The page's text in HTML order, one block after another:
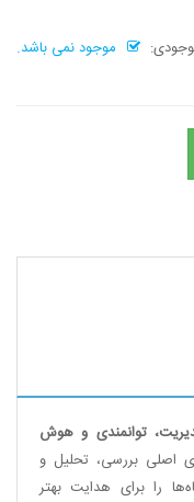
موجود نمی باشد.
توانمندی و هوش
اصلی بررسی، تحلیل و
را برای هدایت بهتر